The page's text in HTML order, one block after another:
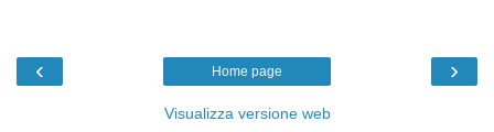
‹ ›
Home page
Visualizza versione web